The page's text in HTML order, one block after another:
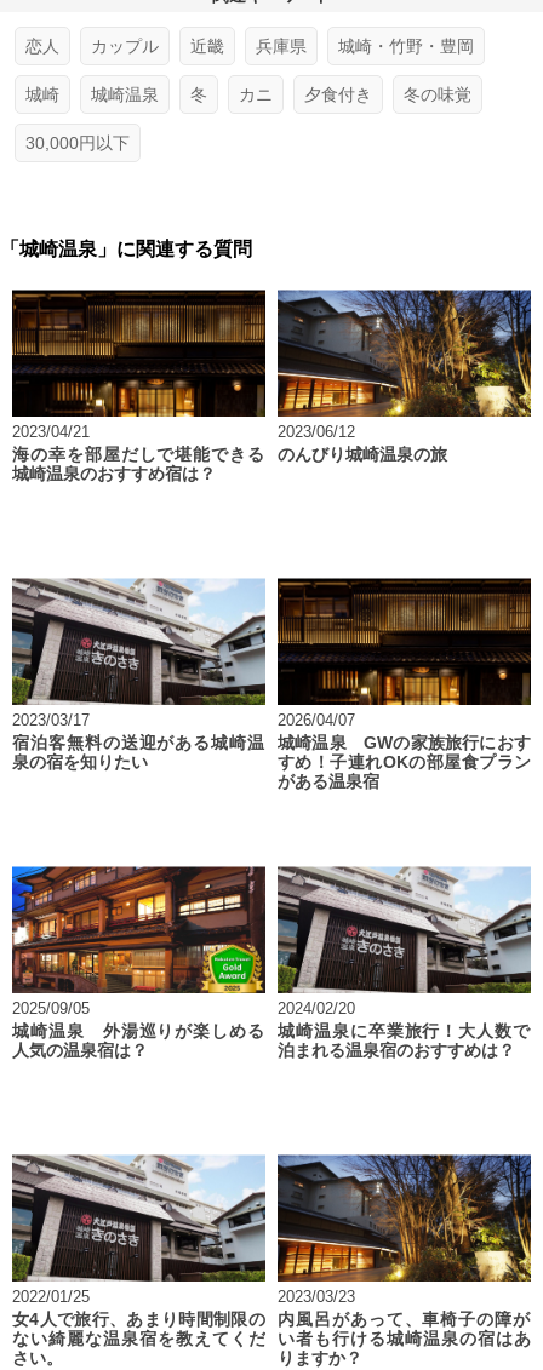
恋人 カップル 近畿 兵庫県 城崎・竹野・豊岡
城崎 城崎温泉 冬 カニ 夕食付き 冬の味覚
30,000円以下
「城崎温泉」に関連する質問
2023/04/21
海の幸を部屋だしで堪能できる
城崎温泉のおすすめ宿は？
2023/06/12
のんびり城崎温泉の旅
2023/03/17
宿泊客無料の送迎がある城崎温
泉の宿を知りたい
2026/04/07
城崎温泉 GWの家族旅行におす
すめ！子連れOKの部屋食プラン
がある温泉宿
2025/09/05
城崎温泉 外湯巡りが楽しめる
人気の温泉宿は？
2024/02/20
城崎温泉に卒業旅行！大人数で
泊まれる温泉宿のおすすめは？
2022/01/25
女4人で旅行、あまり時間制限の
ない綺麗な温泉宿を教えてくだ
さい。
2023/03/23
内風呂があって、車椅子の障が
い者も行ける城崎温泉の宿はあ
りますか？